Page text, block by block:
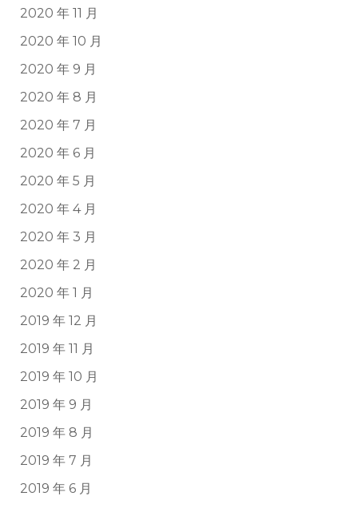
2020 年 11 月
2020 年 10 月
2020 年 9 月
2020 年 8 月
2020 年 7 月
2020 年 6 月
2020 年 5 月
2020 年 4 月
2020 年 3 月
2020 年 2 月
2020 年 1 月
2019 年 12 月
2019 年 11 月
2019 年 10 月
2019 年 9 月
2019 年 8 月
2019 年 7 月
2019 年 6 月